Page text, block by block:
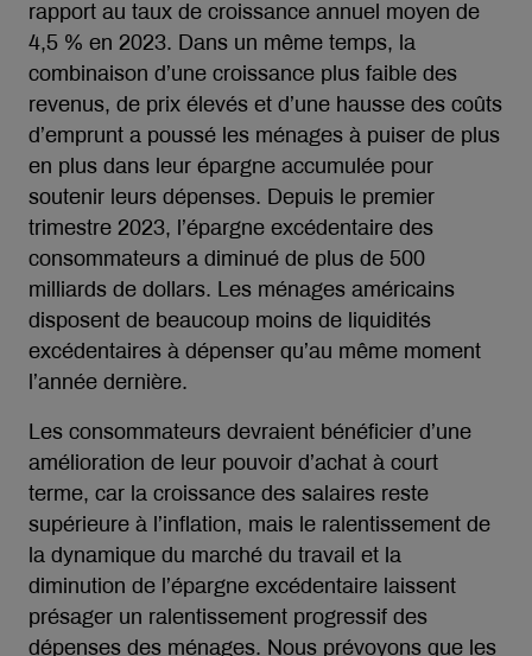
rapport au taux de croissance annuel moyen de
4,5 % en 2023. Dans un même temps, la
combinaison d’une croissance plus faible des
revenus, de prix élevés et d’une hausse des coûts
d’emprunt a poussé les ménages à puiser de plus
en plus dans leur épargne accumulée pour
soutenir leurs dépenses. Depuis le premier
trimestre 2023, l’épargne excédentaire des
consommateurs a diminué de plus de 500
milliards de dollars. Les ménages américains
disposent de beaucoup moins de liquidités
excédentaires à dépenser qu’au même moment
l’année dernière.
Les consommateurs devraient bénéficier d’une
amélioration de leur pouvoir d’achat à court
terme, car la croissance des salaires reste
supérieure à l’inflation, mais le ralentissement de
la dynamique du marché du travail et la
diminution de l’épargne excédentaire laissent
présager un ralentissement progressif des
dépenses des ménages. Nous prévoyons que les